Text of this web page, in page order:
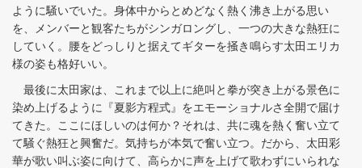
ように騒いでいた。身体中からとめどなく熱く沸き上がる思い
を、メンバーと観客たちがシンガロングし、一つの大きな熱狂に
していく。腰をどっしりと据えてギターを掻き鳴らす太田エリカ
様の姿も格好いい。
最後に太田家は、これまで以上に絶叫と拳が突き上がる景色に
染め上げるように『夏影方程式』をエモーショナルさ全開で届け
てきた。ここにほしいのは何か？それは、共に魂を熱く奮い立て
て騒ぐ熱狂と興奮だ。気持ちが本気で奮い立つ。だから、太田彩
華が歌い叫ぶ姿に向けて、高らかに声を上げて歌わずにいられな